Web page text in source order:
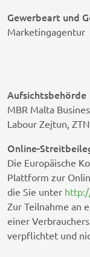
Gewerbeart und
Marketingagentur
Aufsichtsbehörde
MBR Malta
Labour Zejtun,
Online-
Die Europäische
Plattform zur
die Sie unter
Zur Teilnahme an
einer
verpflichtet und